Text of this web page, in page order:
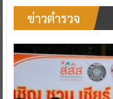
ข่าวตำรวจ